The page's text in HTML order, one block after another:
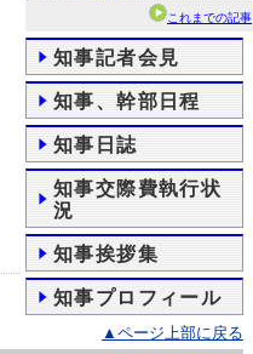
これまでの記事
知事記者会見
知事、幹部日程
知事日誌
知事交際費執行状
況
知事挨拶集
知事プロフィール
▲ページ上部に戻る